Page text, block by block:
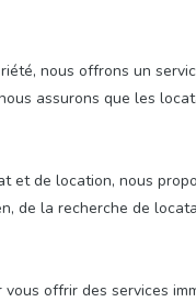
nous offrons un
assurons que les
et de location, nous
de la recherche de
offrir des services